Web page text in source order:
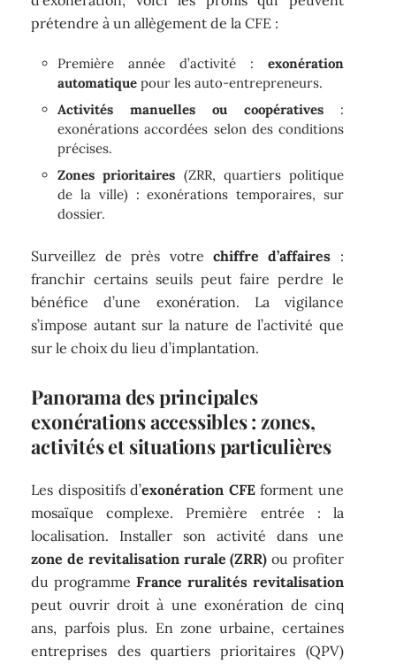
prétendre à un allègement de la CFE :
Première année d’activité : exonération
automatique pour les auto-entrepreneurs.
Activités manuelles ou coopératives:
exonérations accordées selon des conditions
précises.
Zones prioritaires (ZRR, quartiers politique
de la ville) : exonérations temporaires, sur
dossier.
Surveillez de près votre chiffre d’affaires :
franchir certains seuils peut faire perdre le
bénéfice d’une exonération. La vigilance
s’impose autant sur la nature de l’activité que
sur le choix du lieu d’implantation.
Panorama des principales
exonérations accessibles : zones,
activités et situations particulières
Les dispositifs d’exonération CFEforment une
mosaïque complexe. Première entrée : la
localisation. Installer son activité dans une
zone de revitalisation rurale (ZRR) ou profiter
du programme France ruralités revitalisation
peut ouvrir droit à une exonération de cinq
ans, parfois plus. En zone urbaine, certaines
entreprises des quartiers prioritaires (QPV)